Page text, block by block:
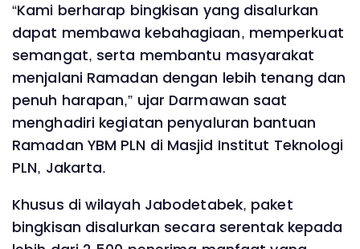
“Kami berharap bingkisan yang disalurkan
dapat membawa kebahagiaan, memperkuat
semangat, serta membantu masyarakat
menjalani Ramadan dengan lebih tenang dan
penuh harapan,” ujar Darmawan saat
menghadiri kegiatan penyaluran bantuan
Ramadan YBM PLN di Masjid Institut Teknologi
PLN, Jakarta.
Khusus di wilayah Jabodetabek, paket
bingkisan disalurkan secara serentak kepada